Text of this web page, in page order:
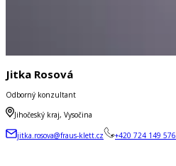
Jitka Rosová
Odborný konzultant
Jihočeský kraj, Vysočina
jitka.rosova@fraus-klett.cz +420 724 149 576